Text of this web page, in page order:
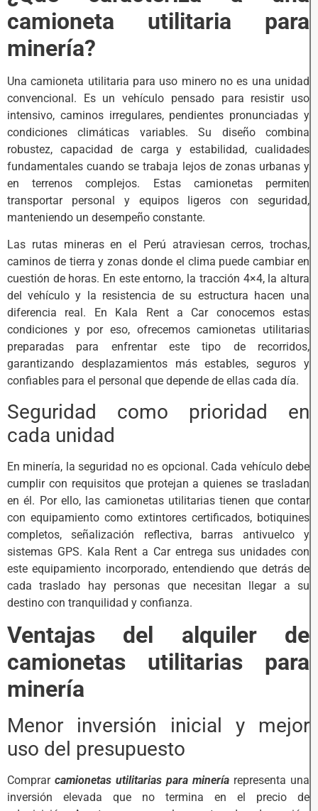
camioneta utilitaria para
minería?
Una camioneta utilitaria para uso minero no es una unidad
convencional. Es un vehículo pensado para resistir uso
intensivo, caminos irregulares, pendientes pronunciadas y
condiciones climáticas variables. Su diseño combina
robustez, capacidad de carga y estabilidad, cualidades
fundamentales cuando se trabaja lejos de zonas urbanas y
en terrenos complejos. Estas camionetas permiten
transportar personal y equipos ligeros con seguridad,
manteniendo un desempeño constante.
Las rutas mineras en el Perú atraviesan cerros, trochas,
caminos de tierra y zonas donde el clima puede cambiar en
cuestión de horas. En este entorno, la tracción 4×4, la altura
del vehículo y la resistencia de su estructura hacen una
diferencia real. En Kala Rent a Car conocemos estas
condiciones y por eso, ofrecemos camionetas utilitarias
preparadas para enfrentar este tipo de recorridos,
garantizando desplazamientos más estables, seguros y
confiables para el personal que depende de ellas cada día.
Seguridad como prioridad en
cada unidad
En minería, la seguridad no es opcional. Cada vehículo debe
cumplir con requisitos que protejan a quienes se trasladan
en él. Por ello, las camionetas utilitarias tienen que contar
con equipamiento como extintores certificados, botiquines
completos, señalización reflectiva, barras antivuelco y
sistemas GPS. Kala Rent a Car entrega sus unidades con
este equipamiento incorporado, entendiendo que detrás de
cada traslado hay personas que necesitan llegar a su
destino con tranquilidad y confianza.
Ventajas del alquiler de
camionetas utilitarias para
minería
Menor inversión inicial y mejor
uso del presupuesto
Comprar camionetas utilitarias para minería representa una
inversión elevada que no termina en el precio de